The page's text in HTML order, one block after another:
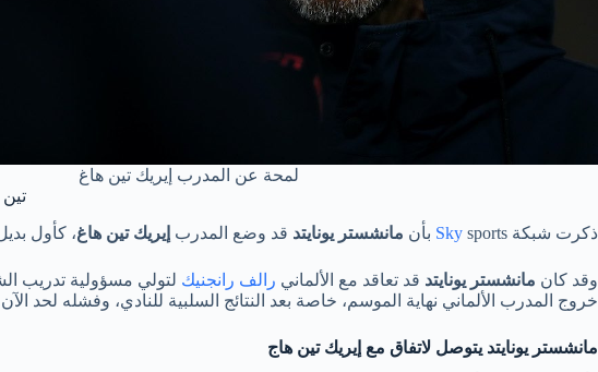
لمحة عن المدرب إيريك تين هاغ
ذكرت شبكة
Sky sports بأن مانشستر يونايتد قد وضع المدرب إيريك تين هاغ، كأول
وقد كان مانشستر يونايتد قد تعاقد مع الألماني رالف رانجنيك لتولي مسؤولية تدريب
خروج المدرب الألماني نهاية الموسم، خاصة بعد النتائج السلبية للنادي، وفشله لحد
مانشستر يونايتد يتوصل لاتفاق مع إيريك تين هاج